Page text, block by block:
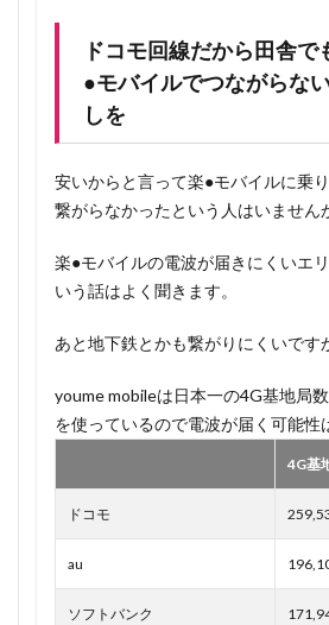
ドコモ回線だから田舎で
●モバイルでつながらな
しを
安いからと言って楽●モバイルに乗
繋がらなかったという人はいません
楽●モバイルの電波が届きにくいエ
いう話はよく聞きます。
あと地下鉄とかも繋がりにくいです
youme mobileは日本一の4G基地局
を使っているので電波が届く可能性
4G基
ドコモ
au
ソフトバンク